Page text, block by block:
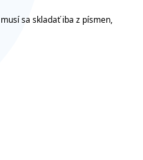
sa skladať iba z písmen,